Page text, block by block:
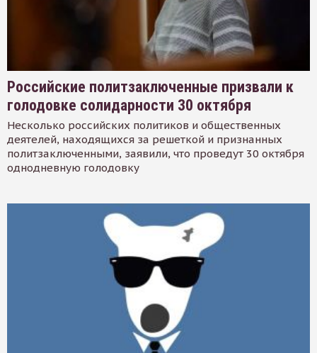
Российские политзаключенные призвали к
голодовке солидарности 30 октября
Несколько российских политиков и общественных
деятелей, находящихся за решеткой и признанных
политзаключенными, заявили, что проведут 30 октября
однодневную голодовку